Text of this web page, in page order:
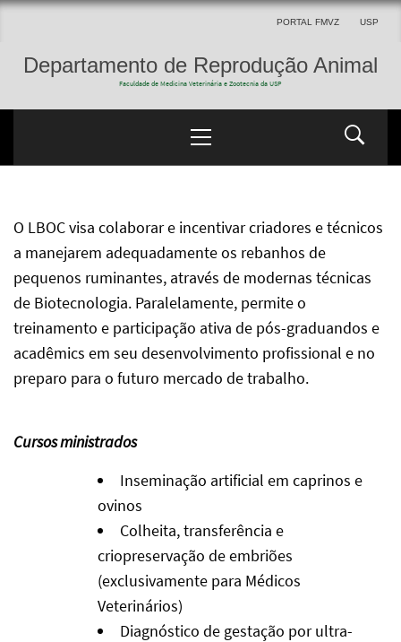
PORTAL FMVZ USP
Departamento de Reprodução Animal
Faculdade de Medicina Veterinária e Zootecnia da USP
O LBOC visa colaborar e incentivar criadores e técnicos
a manejarem adequadamente os rebanhos de
pequenos ruminantes, através de modernas técnicas
de Biotecnologia. Paralelamente, permite o
treinamento e participação ativa de pós-graduandos e
acadêmics em seu desenvolvimento profissional e no
preparo para o futuro mercado de trabalho.
Cursos ministrados
Inseminação artificial em caprinos e
ovinos
Colheita, transferência e
criopreservação de embriões
(exclusivamente para Médicos
Veterinários)
Diagnóstico de gestação por ultra-